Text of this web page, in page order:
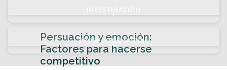
+
PROYECCIÓN SOCIAL
+
Persuación y emoción:
Factores para hacerse
competitivo